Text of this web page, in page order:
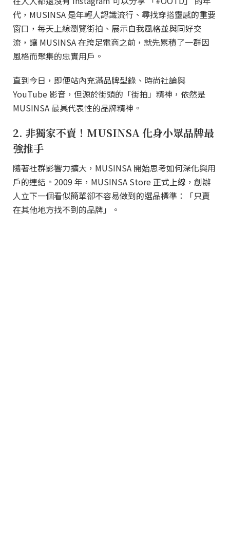
代，MUSINSA 是年輕人認識流行、尋找穿搭靈感的重要
窗口，每天上線瀏覽街拍、展示自我風格並與同好交
流，讓 MUSINSA 在跨足電商之前，就先累積了一群因
風格而聚集的忠實用戶。
直到今日，即便站內充滿品牌型錄、時尚社論與
YouTube 影音，但源於街頭的「街拍」精神，依然是
MUSINSA 最具代表性的品牌精神。
2. 非獨家不賣！MUSINSA 化身小眾品牌最
強推手
隨著社群影響力擴大，MUSINSA 開始思考如何深化與用
戶的連結。2009 年，MUSINSA Store 正式上線，創辦
人立下一個看似簡單卻不容易做到的選品標準：「只賣
在其他地方找不到的品牌」。